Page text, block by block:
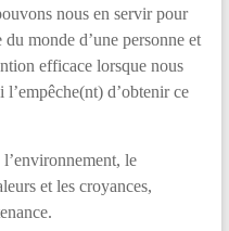
nous en servir pour
monde d’une personne et
efficace lorsque nous
d’obtenir ce
le
et les croyances,